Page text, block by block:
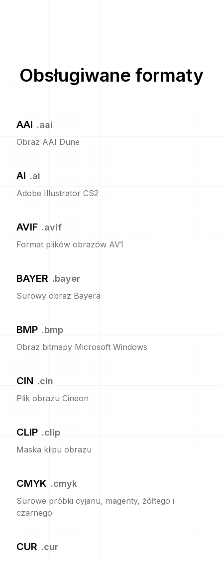
Obsługiwane formaty
AAI .aai
Obraz AAI Dune
AI .ai
Adobe Illustrator CS2
AVIF .avif
Format plików obrazów AV1
BAYER .bayer
Surowy obraz Bayera
BMP .bmp
Obraz bitmapy Microsoft Windows
CIN .cin
Plik obrazu Cineon
CLIP .clip
Maska klipu obrazu
CMYK .cmyk
Surowe próbki cyjanu, magenty, żółtego i
czarnego
CUR .cur